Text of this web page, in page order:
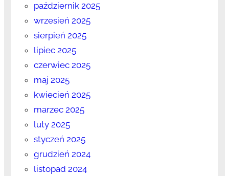
październik 2025
wrzesień 2025
sierpień 2025
lipiec 2025
czerwiec 2025
maj 2025
kwiecień 2025
marzec 2025
luty 2025
styczeń 2025
grudzień 2024
listopad 2024